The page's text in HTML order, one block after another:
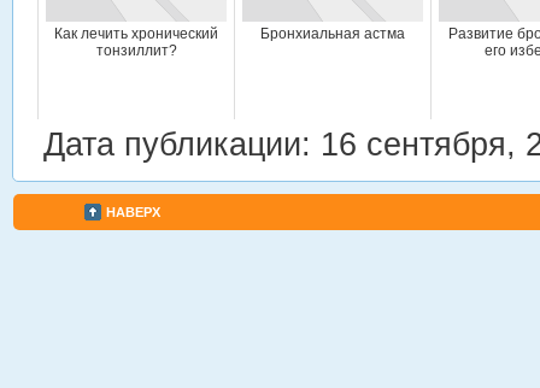
Как лечить хронический
тонзиллит?
Бронхиальная астма
Развитие
его
Дата публикации: 16 сентября,
НАВЕРХ